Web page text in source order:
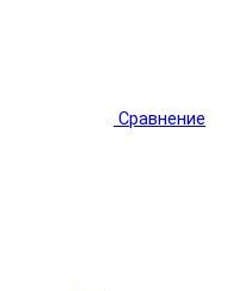
Сравнение